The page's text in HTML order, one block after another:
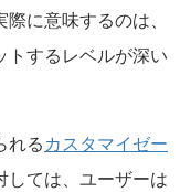
に意味するのは、
トするレベルが深い
れる カスタマイゼー
しては、ユーザーは